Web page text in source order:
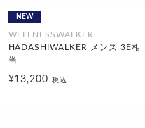
NEW
WELLNESSWALKER
HADASHIWALKER メンズ 3E相
当
¥13,200税込